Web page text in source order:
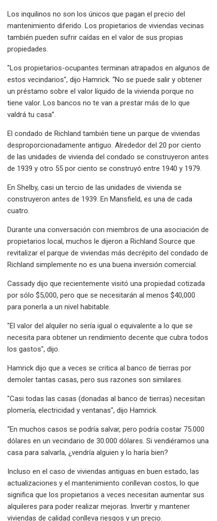
Los inquilinos no son los únicos que pagan el precio del
mantenimiento diferido. Los propietarios de viviendas vecinas
también pueden sufrir caídas en el valor de sus propias
propiedades.
"Los propietarios-ocupantes terminan atrapados en algunos de
estos vecindarios", dijo Hamrick. “No se puede salir y obtener
un préstamo sobre el valor líquido de la vivienda porque no
tiene valor. Los bancos no te van a prestar más de lo que
valdrá tu casa”.
El condado de Richland también tiene un parque de viviendas
desproporcionadamente antiguo. Alrededor del 20 por ciento
de las unidades de vivienda del condado se construyeron antes
de 1939 y otro 55 por ciento se construyó entre 1940 y 1979.
En Shelby, casi un tercio de las unidades de vivienda se
construyeron antes de 1939. En Mansfield, es una de cada
cuatro.
Durante una conversación con miembros de una asociación de
propietarios local, muchos le dijeron a Richland Source que
revitalizar el parque de viviendas más decrépito del condado de
Richland simplemente no es una buena inversión comercial.
Cassady dijo que recientemente visitó una propiedad cotizada
por sólo $5,000, pero que se necesitarán al menos $40,000
para ponerla a un nivel habitable.
"El valor del alquiler no sería igual o equivalente a lo que se
necesita para obtener un rendimiento decente que cubra todos
los gastos", dijo.
Hamrick dijo que a veces se critica al banco de tierras por
demoler tantas casas, pero sus razones son similares.
"Casi todas las casas (donadas al banco de tierras) necesitan
plomería, electricidad y ventanas", dijo Hamrick.
“En muchos casos se podría salvar, pero podría costar 75.000
dólares en un vecindario de 30.000 dólares. Si vendiéramos una
casa para salvarla, ¿vendría alguien y lo haría bien?
Incluso en el caso de viviendas antiguas en buen estado, las
actualizaciones y el mantenimiento conllevan costos, lo que
significa que los propietarios a veces necesitan aumentar sus
alquileres para poder realizar mejoras. Invertir y mantener
viviendas de calidad conlleva riesgos y un precio.